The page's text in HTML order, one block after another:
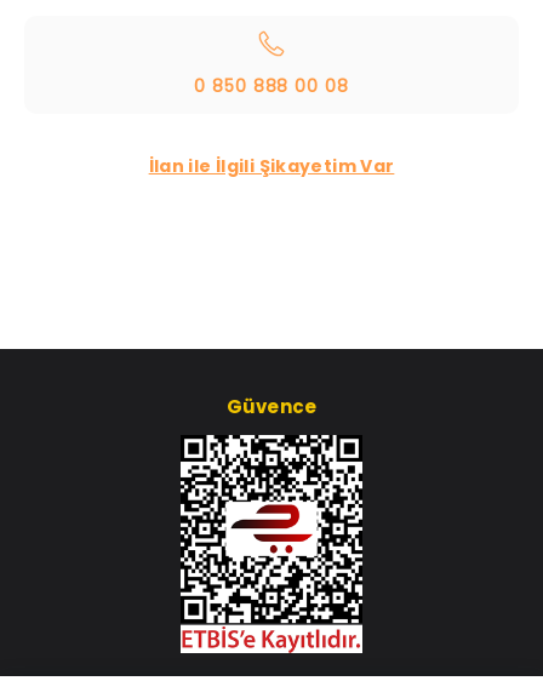
0 850 888 00 08
İlan ile İlgili Şikayetim Var
Güvence